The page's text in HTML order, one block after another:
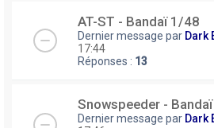
AT-ST - Bandaï 1/48
Dernier message par Dark
17:44
Réponses : 13
Snowspeeder -
Dernier message par Dark